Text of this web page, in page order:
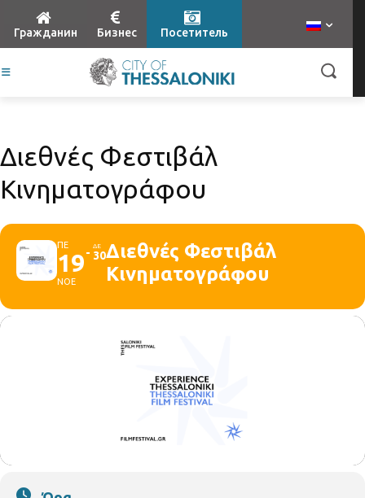
Гражданин Бизнес Посетитель
Διεθνές Φεστιβάλ
Κινηματογράφου
ΠΕ
19
ΝΟΕ
ΔΕ
30Διεθνές Φεστιβάλ
Κινηματογράφου